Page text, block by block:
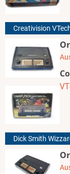
Creativision
Dick Smith